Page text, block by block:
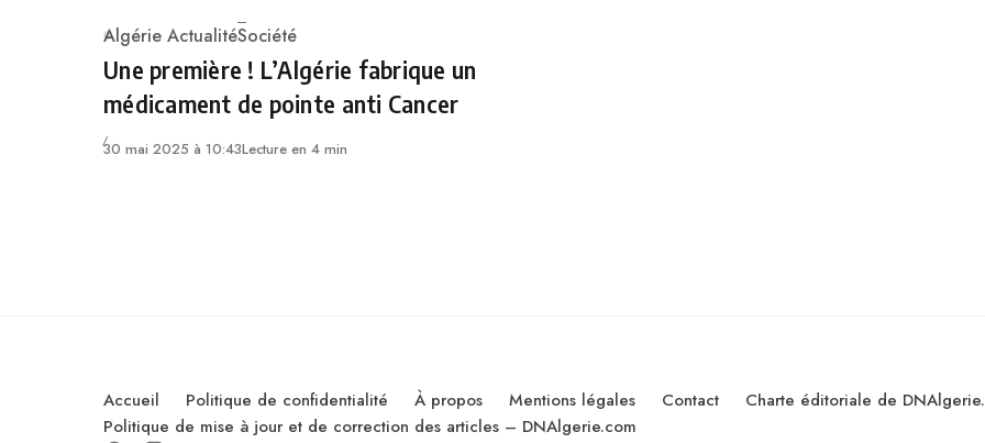
Category
Algérie ActualitéSociété
Une première ! L’Algérie fabrique un
médicament de pointe anti Cancer
30 mai 2025 à 10:43Lecture en 4 min
Accueil Politique de confidentialité À propos Mentions légales Contact
Charte éditoriale de
Politique de mise à jour et de correction des articles – DNAlgerie.com